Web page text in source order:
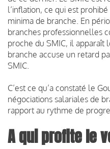
l’inflation, ce qui est
minima de branche. En
branches professionnelles
proche du SMIC, il apparaît
branche accuse un retard
SMIC.
C’est ce qu’a constaté le
négociations salariales de
rapport au rythme de
A qui profite le